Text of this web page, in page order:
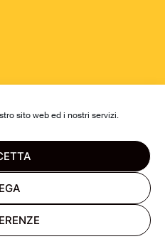
sito web ed i nostri servizi.
Foundation